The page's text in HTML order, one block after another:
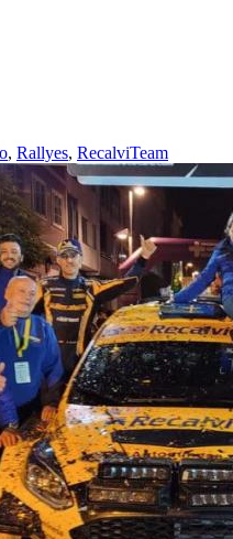
, Rallyes, RecalviTeam